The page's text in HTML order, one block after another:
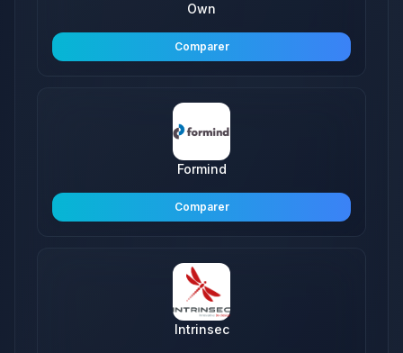
Own
Comparer
Formind
Comparer
Intrinsec